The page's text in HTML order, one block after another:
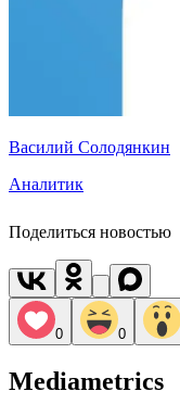
Василий Солодянкин
Аналитик
Поделиться новостью
0 0
Mediametrics